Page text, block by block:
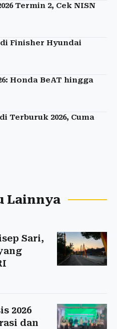
Termin 2, Cek NISN
Finisher Hyundai
Honda BeAT hingga
Terburuk 2026, Cuma
Lainnya
Sari,
2026
dan